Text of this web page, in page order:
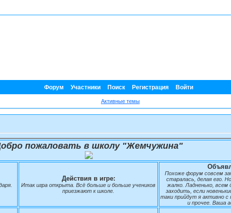
Форум Участники Поиск Регистрация Войти
Активные темы
пожаловать в школу "Жемчужина"
Действия в игре:
Итак игра открыта. Всё больше и больше учеников
приезжают к школе.
Похоже форум совсем
старалась, делая его.
жалко. Ладненько, всем
заходить, если
таки прийдут я активно
и прочее. Ваша